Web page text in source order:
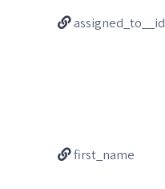
assigned_to__id
first_name